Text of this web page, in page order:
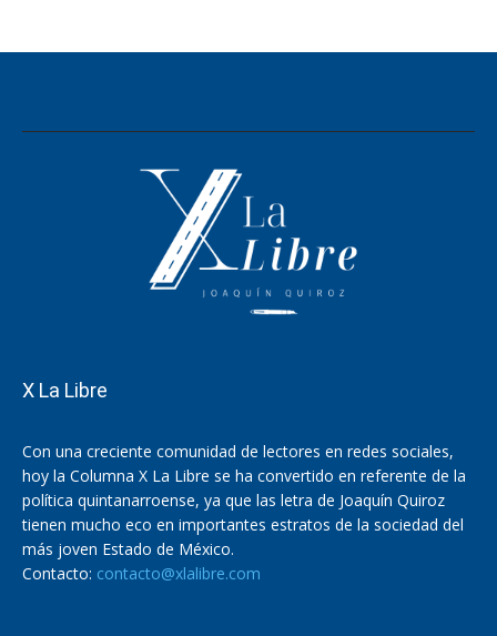
X La Libre
Con una creciente comunidad de lectores en redes sociales,
hoy la Columna X La Libre se ha convertido en referente de la
política quintanarroense, ya que las letra de Joaquín Quiroz
tienen mucho eco en importantes estratos de la sociedad del
más joven Estado de México.
Contacto: contacto@xlalibre.com